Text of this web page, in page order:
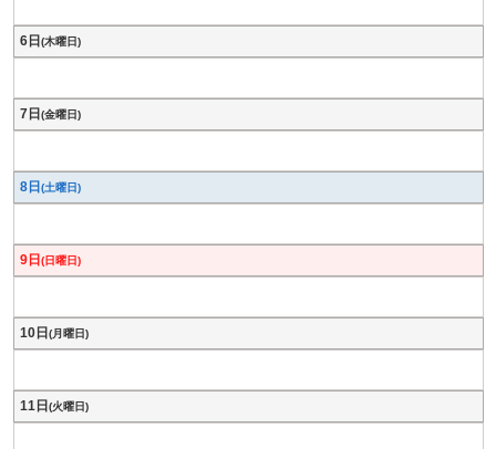
6日 (木曜日)
7日 (金曜日)
8日 (土曜日)
9日 (日曜日)
10日 (月曜日)
11日 (火曜日)